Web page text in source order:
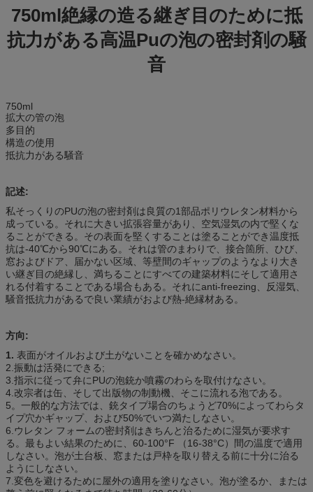
750ml絶縁の造る継ぎ目のために抵
抗力がある高温Puの泡の密封剤の騒
音
750ml
拡大の管の泡
多目的
構造の使用
抵抗力がある騒音
記述:
私そっくりのPUの泡の密封剤は良質の1部品ポリウレタン材料から
成っている。それに大きい拡張容量があり、空気湿気の内で堅くな
ることができる。その表面を堅くすることは塗ることができ温度抵
抗は-40℃から90℃にある。それは管のまわりで、接合箇所、ひび、
窓およびドア、届かない区域、等壁間のギャップのようなより大き
い継ぎ目の絶縁し、満ちることにすべての建築材料にそして適用さ
れる付着することである場合もある。それにanti-freezing、反湿気、
騒音抵抗力があるで良い業績がおよび熱-絶縁材ある。
方向:
1. 表面がオイルおよび土がないことを確かめなさい。
2.振動は活発にできる;
3.指示に従って弁にPUの泡銃か噴霧のわらを取付けなさい。
4.改宗者は缶、そして出版物の制動機、そこに流れる泡である。
5。一般的な方法では、銃タイプ場合のちょうど70%によってわらタ
イプ穴かギャップ、および50%でいつ満たしなさい。
6.ウレタン フォームの密封剤はきちんと治るために湿気が要求す
る。最もよい結果のために、60-100°F （16-38°C）間の温度で適用
しなさい。泡が土台板、窓または戸枠を取り替える前に十分に治る
ようにしなさい。
7.変色を避けるために屋外の適用を塗りなさい。泡が塗るか、または